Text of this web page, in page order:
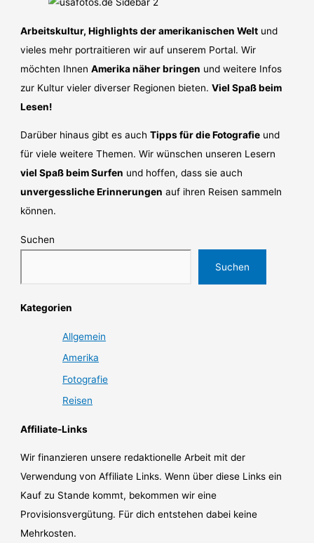
Arbeitskultur, Highlights der amerikanischen Welt und
vieles mehr portraitieren wir auf unserem Portal. Wir
möchten IhnenAmerika näher bringen und weitere Infos
zur Kultur vieler diverser Regionen bieten.Viel Spaß beim
Lesen!
Darüber hinaus gibt es auchTipps für die Fotografie und
für viele weitere Themen. Wir wünschen unseren Lesern
viel Spaß beim Surfen und hoffen, dass sie auch
unvergessliche Erinnerungen auf ihren Reisen sammeln
können.
Suchen
Suchen
Kategorien
Allgemein
Amerika
Fotografie
Reisen
Affiliate-Links
Wir finanzieren unsere redaktionelle Arbeit mit der
Verwendung von Affiliate Links. Wenn über diese Links ein
Kauf zu Stande kommt, bekommen wir eine
Provisionsvergütung. Für dich entstehen dabei keine
Mehrkosten.